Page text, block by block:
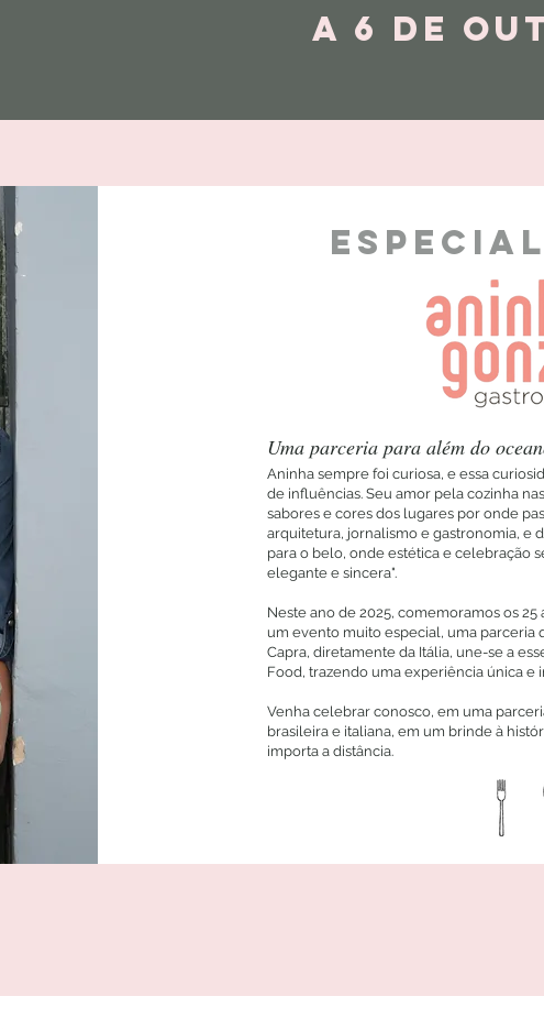
a 6 DE
Uma parceria para além do
Aninha sempre foi curiosa, e essa
de influências. Seu amor pela cozinha
sabores e cores dos lugares por onde
arquitetura, jornalismo e gastronomia, e
para o belo, onde estética e celebração
elegante e sincera".
Neste ano de 2025, comemoramos os
um evento muito especial, uma parceria
Capra, diretamente da Itália, une-se a
Food, trazendo uma experiência única e
Venha celebrar conosco, em uma
brasileira e italiana, em um brinde à
importa a distância.